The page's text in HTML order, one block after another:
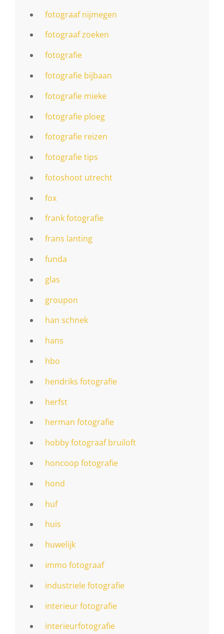
fotograaf nijmegen
fotograaf zoeken
fotografie
fotografie bijbaan
fotografie mieke
fotografie ploeg
fotografie reizen
fotografie tips
fotoshoot utrecht
fox
frank fotografie
frans lanting
funda
glas
groupon
han schnek
hans
hbo
hendriks fotografie
herfst
herman fotografie
hobby fotograaf bruiloft
honcoop fotografie
hond
huf
huis
huwelijk
immo fotograaf
industriele fotografie
interieur fotografie
interieurfotografie